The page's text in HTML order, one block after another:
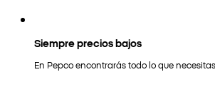
Siempre precios bajos
En Pepco encontrarás todo lo que